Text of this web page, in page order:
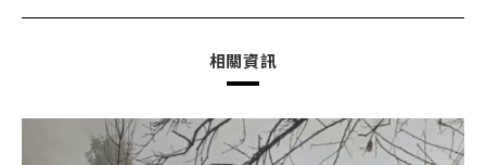
相關資訊